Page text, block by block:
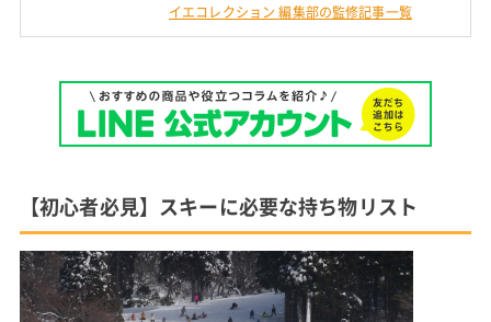
イエコレクション 編集部の監修記事一覧
【初心者必見】スキーに必要な持ち物リスト